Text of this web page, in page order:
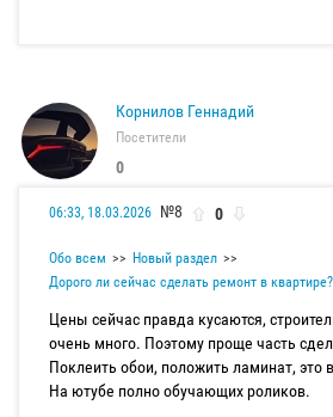
Корнилов Геннадий
Посетители
0
06:33, 18.03.2026 №8 0
Обо всем
Новый раздел
Дорого ли сейчас сделать ремонт в квартире?
Цены сейчас правда кусаются,
очень много. Поэтому проще часть
Поклеить обои, положить ламинат, это
На ютубе полно обучающих роликов.